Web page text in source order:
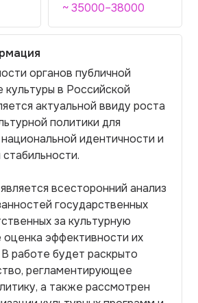
~ 35000–38000
органов публичной
культуры в Российской
актуальной ввиду роста
политики для
идентичности и
всесторонний анализ
государственных
за культурную
эффективности их
работе будет раскрыто
регламентирующее
а также рассмотрен